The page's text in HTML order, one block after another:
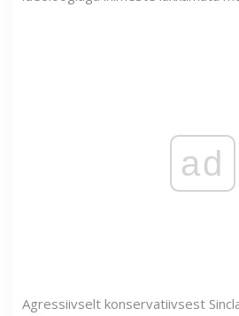
ad
Agressiivselt konservatiivsest